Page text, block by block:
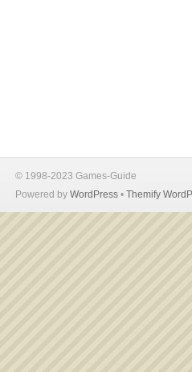
© 1998-2023 Games-Guide
Powered by WordPress • Themify